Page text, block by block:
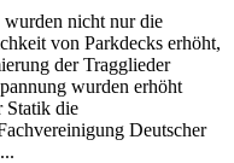
nicht nur die
von Parkdecks erhöht,
der Tragglieder
wurden erhöht
Statik die
Deutscher